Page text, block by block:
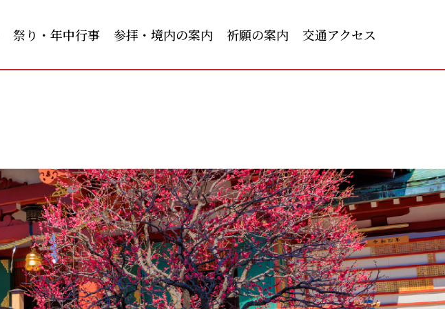
祭り・年中行事 参拝・境内の案内 祈願の案内 交通アクセス